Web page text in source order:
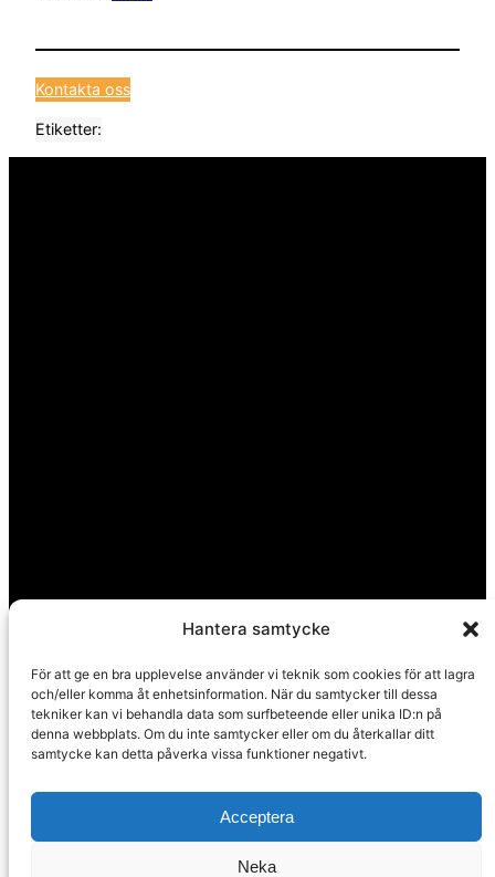
Hantera samtycke
För att ge en bra upplevelse använder vi teknik som cookies för att lagra
och/eller komma åt enhetsinformation. När du samtycker till dessa
tekniker kan vi behandla data som surfbeteende eller unika ID:n på
denna webbplats. Om du inte samtycker eller om du återkallar ditt
samtycke kan detta påverka vissa funktioner negativt.
Acceptera
Neka
Kontakta oss
Etiketter:
Huvudkontor
Calle Pintada 50
Nerja, 29780
Malaga